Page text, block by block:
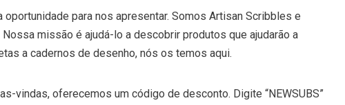
para nos apresentar. Somos Artisan Scribbles e
missão é ajudá-lo a descobrir produtos que ajudarão a
a cadernos de desenho, nós os temos aqui.
vindas, oferecemos um código de desconto. Digite “NEWSUBS”